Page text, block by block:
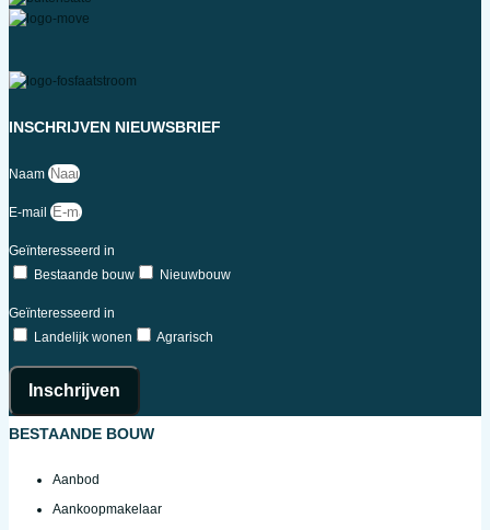
INSCHRIJVEN NIEUWSBRIEF
Naam
E-mail
Geïnteresseerd in
Bestaande bouw
Nieuwbouw
Geïnteresseerd in
Landelijk wonen
Agrarisch
Inschrijven
BESTAANDE BOUW
Aanbod
Aankoopmakelaar